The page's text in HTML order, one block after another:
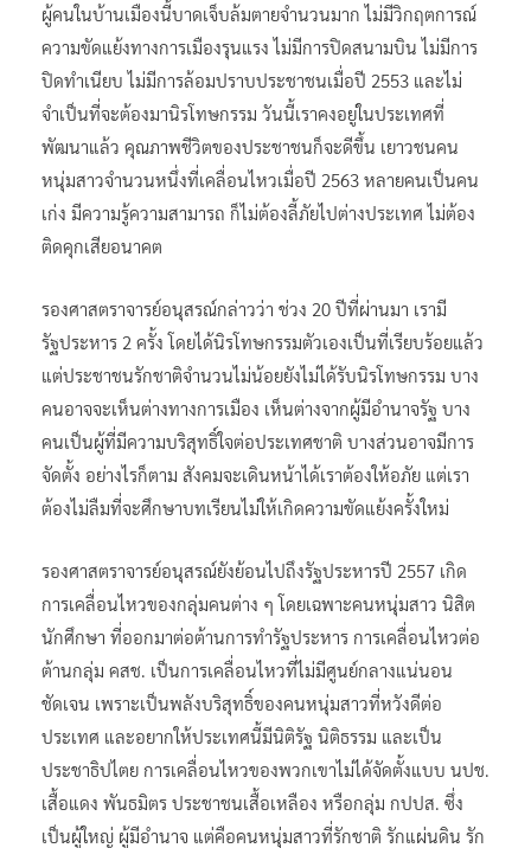
ผู้คนในบ้านเมืองนี้บาดเจ็บล้มตายจำนวนมาก ไม่มีวิกฤตการณ์
ความขัดแย้งทางการเมืองรุนแรง ไม่มีการปิดสนามบิน ไม่มีการ
ปิดทำเนียบ ไม่มีการล้อมปราบประชาชนเมื่อปี 2553 และไม่
จำเป็นที่จะต้องมานิรโทษกรรม วันนี้เราคงอยู่ในประเทศที่
พัฒนาแล้ว คุณภาพชีวิตของประชาชนก็จะดีขึ้น เยาวชนคน
หนุ่มสาวจำนวนหนึ่งที่เคลื่อนไหวเมื่อปี 2563 หลายคนเป็นคน
เก่ง มีความรู้ความสามารถ ก็ไม่ต้องลี้ภัยไปต่างประเทศ ไม่ต้อง
ติดคุกเสียอนาคต
รองศาสตราจารย์อนุสรณ์กล่าวว่า ช่วง 20 ปีที่ผ่านมา เรามี
รัฐประหาร 2 ครั้ง โดยได้นิรโทษกรรมตัวเองเป็นที่เรียบร้อยแล้ว
แต่ประชาชนรักชาติจำนวนไม่น้อยยังไม่ได้รับนิรโทษกรรม บาง
คนอาจจะเห็นต่างทางการเมือง เห็นต่างจากผู้มีอำนาจรัฐ บาง
คนเป็นผู้ที่มีความบริสุทธิ์ใจต่อประเทศชาติ บางส่วนอาจมีการ
จัดตั้ง อย่างไรก็ตาม สังคมจะเดินหน้าได้เราต้องให้อภัย แต่เรา
ต้องไม่ลืมที่จะศึกษาบทเรียนไม่ให้เกิดความขัดแย้งครั้งใหม่
รองศาสตราจารย์อนุสรณ์ยังย้อนไปถึงรัฐประหารปี 2557 เกิด
การเคลื่อนไหวของกลุ่มคนต่าง ๆ โดยเฉพาะคนหนุ่มสาว นิสิต
นักศึกษา ที่ออกมาต่อต้านการทำรัฐประหาร การเคลื่อนไหวต่อ
ต้านกลุ่ม คสช. เป็นการเคลื่อนไหวที่ไม่มีศูนย์กลางแน่นอน
ชัดเจน เพราะเป็นพลังบริสุทธิ์ของคนหนุ่มสาวที่หวังดีต่อ
ประเทศ และอยากให้ประเทศนี้มีนิติรัฐ นิติธรรม และเป็น
ประชาธิปไตย การเคลื่อนไหวของพวกเขาไม่ได้จัดตั้งแบบ นปช.
เสื้อแดง พันธมิตร ประชาชนเสื้อเหลือง หรือกลุ่ม กปปส. ซึ่ง
เป็นผู้ใหญ่ ผู้มีอำนาจ แต่คือคนหนุ่มสาวที่รักชาติ รักแผ่นดิน รัก